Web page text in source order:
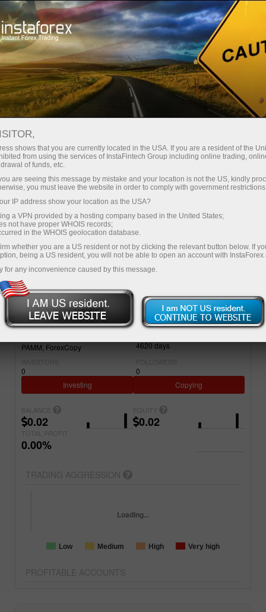
Para Inversionistas Sistema PAMM
Monitoreo
Monitoreo de la cuenta 8157969 - maxforex
FOREX MONITORING
Abra una cuenta de operaciones
Abra una cuenta demo
Simple Advanced
ACCOUNT
8157969
PROJECT NAME
maxforex
PAMM ForexCopy 4620days
0
0
Investing
Copying
0.02 0.02
0.00%
Low Medium High Very high
Loading...
shows that you are currently located in the USA. If you are a resident of the
from using the services of InstaFintech Group including online trading,
of funds, etc.
are seeing this message by mistake and your location is not the US, kindly
you must leave the website in order to comply with government
IP address show your location as the USA?
a VPN provided by a hosting company based in the United States;
not have proper WHOIS records;
in the WHOIS geolocation database.
whether you are a US resident or not by clicking the relevant button below. If
being a US resident, you will not be able to open an account with InstaForex
for any inconvenience caused by this message.